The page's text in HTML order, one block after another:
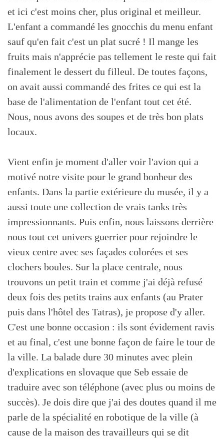
et ici c'est moins cher, plus original et meilleur.
L'enfant a commandé les gnocchis du menu enfant
sauf qu'en fait c'est un plat sucré ! Il mange les
fruits mais n'apprécie pas tellement le reste qui fait
finalement le dessert du filleul. De toutes façons,
on avait aussi commandé des frites ce qui est la
base de l'alimentation de l'enfant tout cet été.
Nous, nous avons des soupes et de très bon plats
locaux.
Vient enfin je moment d'aller voir l'avion qui a
motivé notre visite pour le grand bonheur des
enfants. Dans la partie extérieure du musée, il y a
aussi toute une collection de vrais tanks très
impressionnants. Puis enfin, nous laissons derrière
nous tout cet univers guerrier pour rejoindre le
vieux centre avec ses façades colorées et ses
clochers boules. Sur la place centrale, nous
trouvons un petit train et comme j'ai déjà refusé
deux fois des petits trains aux enfants (au Prater
puis dans l'hôtel des Tatras), je propose d'y aller.
C'est une bonne occasion : ils sont évidement ravis
et au final, c'est une bonne façon de faire le tour de
la ville. La balade dure 30 minutes avec plein
d'explications en slovaque que Seb essaie de
traduire avec son téléphone (avec plus ou moins de
succès). Je dois dire que j'ai des doutes quand il me
parle de la spécialité en robotique de la ville (à
cause de la maison des travailleurs qui se dit